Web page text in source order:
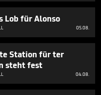
Lob für Alonso
05.08.
Station für ter
steht fest
04.08.